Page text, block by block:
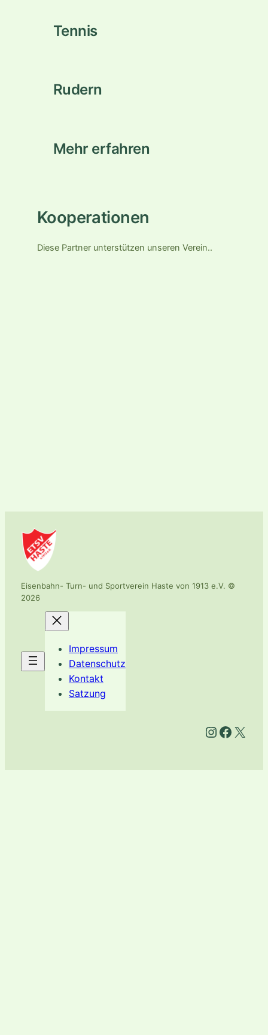
Tennis
Rudern
Mehr erfahren
Kooperationen
Diese Partner unterstützen unseren Verein..
Eisenbahn- Turn- und Sportverein Haste von 1913 e.V. ©
2026
Impressum
Datenschutz
Kontakt
Satzung
Instagram Facebook X